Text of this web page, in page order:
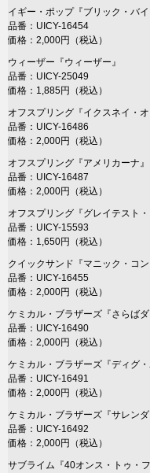
イギー・ポップ『ブリック・バイ
品番：UICY-16454
価格：2,000円（税込）
ウィーザー『ウィーザー』
品番：UICY-25049
価格：1,885円（税込）
オフスプリング『イクスネイ・オ
品番：UICY-16486
価格：2,000円（税込）
オフスプリング『アメリカーナ』
品番：UICY-16487
価格：2,000円（税込）
オフスプリング『グレイテスト・
品番：UICY-15593
価格：1,650円（税込）
クイックサンド『マニック・コン
品番：UICY-16455
価格：2,000円（税込）
ケミカル・ブラザーズ『さらばダ
品番：UICY-16490
価格：2,000円（税込）
ケミカル・ブラザーズ『ディグ・
品番：UICY-16491
価格：2,000円（税込）
ケミカル・ブラザーズ『サレンダ
品番：UICY-16492
価格：2,000円（税込）
サブライム『40オンス・トゥ・フ